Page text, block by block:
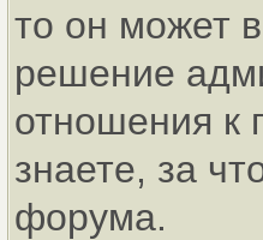
то он может
решение
отношения
знаете, за
форума.